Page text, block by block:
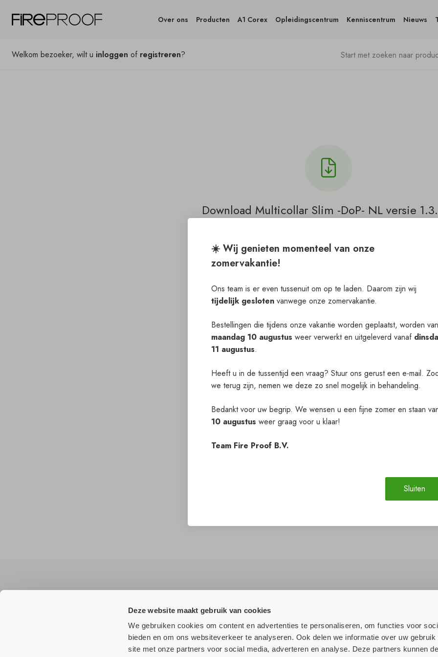
Deze website maakt gebruik van cookies
We gebruiken cookies om content en advertenties te personaliseren, om functies voor
bieden en om ons websiteverkeer te analyseren. Ook delen we informatie over uw gebruik
site met onze partners voor social media, adverteren en analyse. Deze partners kunnen
Over ons Producten A1 Corex Opleidingscentrum Kenniscentrum Nieuws
Welkom bezoeker, wilt u inloggen of registreren?
Download Multicollar Slim -DoP- NL versie
hier .
Verder
☀️ Wij genieten momenteel van onze
zomervakantie!
Ons team is er even tussenuit om op te laden. Daarom zijn wij
tijdelijk gesloten vanwege onze zomervakantie.
Bestellingen die tijdens onze vakantie worden geplaatst, worden
maandag 10 augustus weer verwerkt en uitgeleverd vanaf
11 augustus.
Heeft u in de tussentijd een vraag? Stuur ons gerust een e-mail.
we terug zijn, nemen we deze zo snel mogelijk in behandeling.
Bedankt voor uw begrip. We wensen u een fijne zomer en staan
10 augustus weer graag voor u klaar!
Team Fire Proof B.V.
Sluiten